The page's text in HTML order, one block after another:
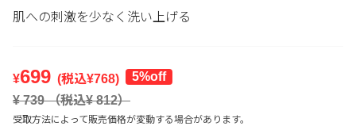
肌への刺激を少なく洗い上げる
¥699 (税込¥768)
5%off
¥ 739（税込¥812）
受取方法によって販売価格が変動する場合があります。